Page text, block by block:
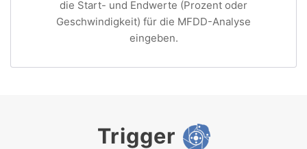
die Start- und Endwerte (Prozent oder
Geschwindigkeit) für die MFDD-Analyse
eingeben.
Trigger